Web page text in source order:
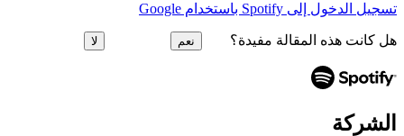
تسجيل الدخول إلى Spotify باستخدام Google
هل كانت هذه المقالة مفيدة؟ نعم لا
الشركة